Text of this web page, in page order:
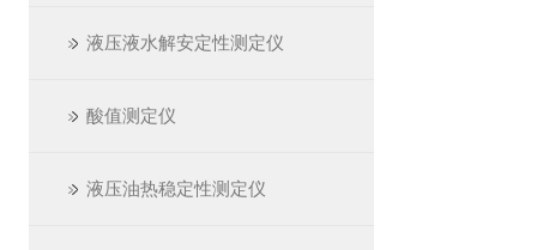
液压液水解安定性测定仪
酸值测定仪
液压油热稳定性测定仪